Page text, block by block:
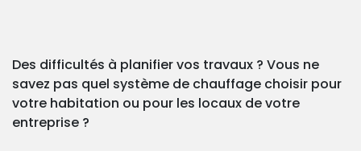
Des difficultés à planifier vos travaux ? Vous ne
savez pas quel système de chauffage choisir pour
votre habitation ou pour les locaux de votre
entreprise ?